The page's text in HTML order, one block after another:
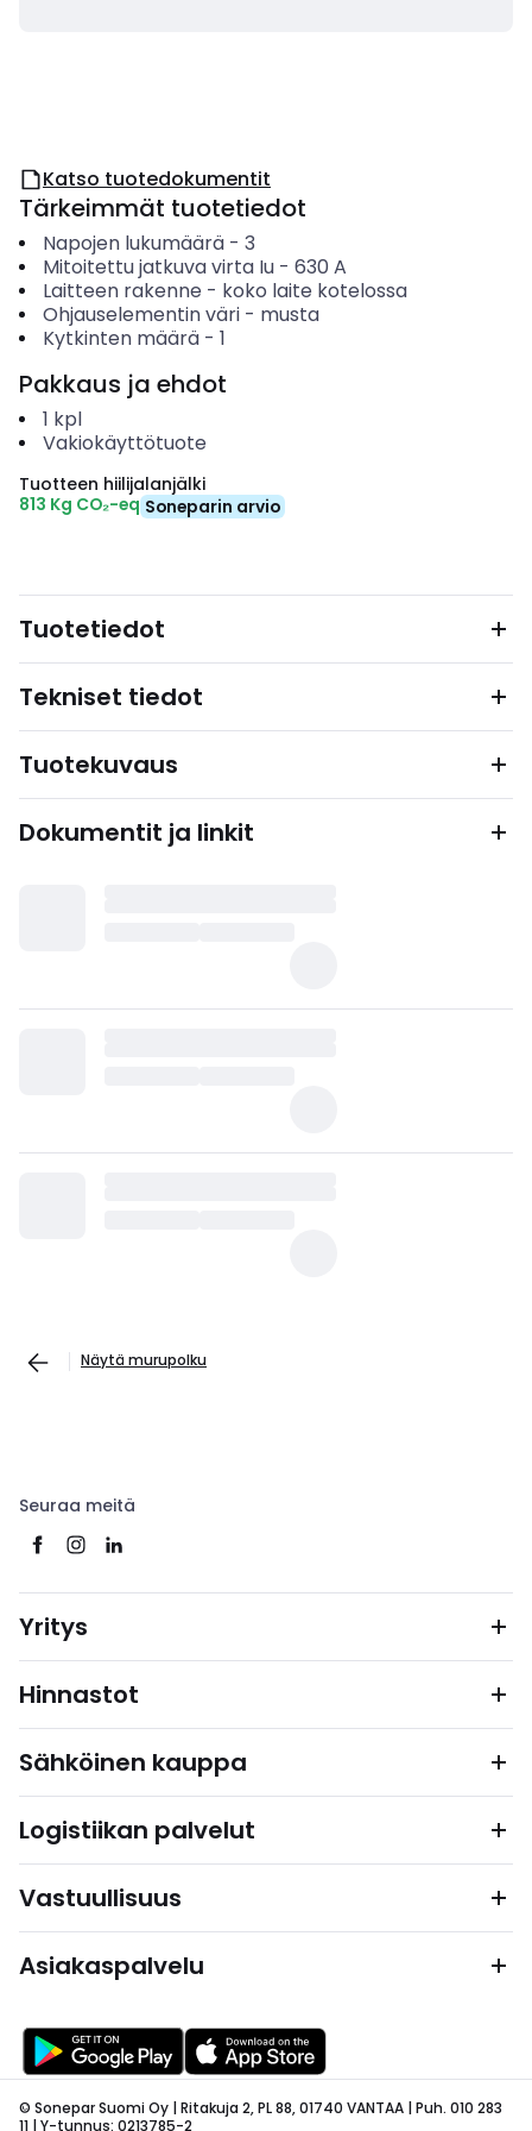
Katso tuotedokumentit
Tärkeimmät tuotetiedot
Napojen lukumäärä- 3
Mitoitettu jatkuva virta Iu- 630 A
Laitteen rakenne - koko laite kotelossa
Ohjauselementin väri- musta
Kytkinten määrä- 1
Pakkaus ja ehdot
1 kpl
Vakiokäyttötuote
Tuotteen hiilijalanjälki
813 Kg CO₂-eq Soneparin arvio
Tuotetiedot
Tekniset tiedot
Tuotekuvaus
Dokumentit ja linkit
Näytä murupolku
Seuraa meitä
Yritys
Hinnastot
Sähköinen kauppa
Logistiikan palvelut
Vastuullisuus
Asiakaspalvelu
© Sonepar Suomi Oy | Ritakuja 2, PL 88, 01740 VANTAA | Puh. 010 283
11 | Y-tunnus: 0213785-2